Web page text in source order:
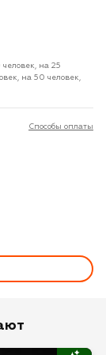
человек, на 25
на 50 человек,
Способы оплаты